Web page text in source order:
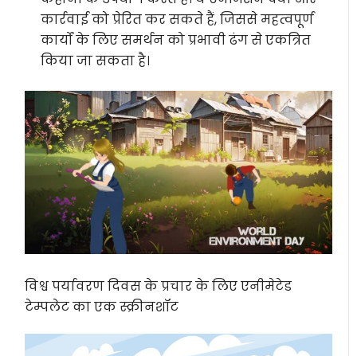
कार्रवाई को प्रेरित कर सकते हैं, जिससे महत्वपूर्ण
कार्यों के लिए समर्थन को प्रभावी ढंग से एकत्रित
किया जा सकता है।
विश्व पर्यावरण दिवस के प्रचार के लिए एनीमेटेड
टेम्पलेट का एक स्क्रीनशॉट